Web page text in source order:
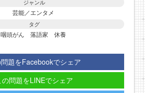
ジャンル
芸能／エンタメ
タグ
咽頭がん 落語家 休養
題をFacebookでシェア
の問題をLINEでシェア